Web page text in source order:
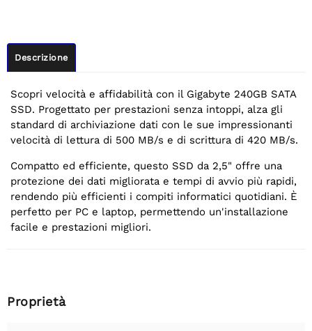
Descrizione
Scopri velocità e affidabilità con il Gigabyte 240GB SATA
SSD. Progettato per prestazioni senza intoppi, alza gli
standard di archiviazione dati con le sue impressionanti
velocità di lettura di 500 MB/s e di scrittura di 420 MB/s.
Compatto ed efficiente, questo SSD da 2,5" offre una
protezione dei dati migliorata e tempi di avvio più rapidi,
rendendo più efficienti i compiti informatici quotidiani. È
perfetto per PC e laptop, permettendo un'installazione
facile e prestazioni migliori.
Proprietà